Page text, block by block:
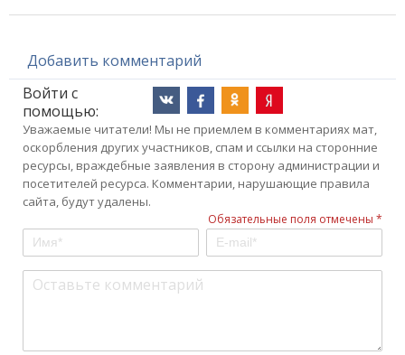
Добавить комментарий
Войти с
помощью:
Уважаемые читатели! Мы не приемлем в комментариях мат,
оскорбления других участников, спам и ссылки на сторонние
ресурсы, враждебные заявления в сторону администрации и
посетителей ресурса. Комментарии, нарушающие правила
сайта, будут удалены.
Обязательные поля отмечены *